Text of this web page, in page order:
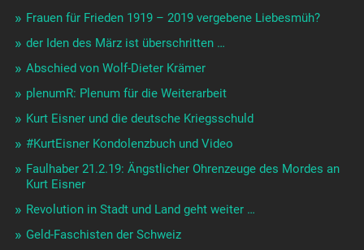
Frauen für Frieden 1919 – 2019 vergebene Liebesmüh?
der Iden des März ist überschritten …
Abschied von Wolf-Dieter Krämer
plenumR: Plenum für die Weiterarbeit
Kurt Eisner und die deutsche Kriegsschuld
#KurtEisner Kondolenzbuch und Video
Faulhaber 21.2.19: Ängstlicher Ohrenzeuge des Mordes an
Kurt Eisner
Revolution in Stadt und Land geht weiter …
Geld-Faschisten der Schweiz